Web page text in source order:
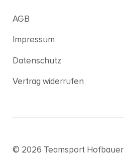
AGB
Impressum
Datenschutz
Vertrag widerrufen
© 2026 Teamsport Hofbauer